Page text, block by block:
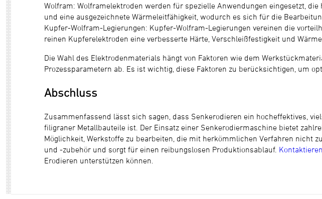
Wolfram: Wolframelektroden werden für spezielle Anwendungen eingesetzt,
und eine ausgezeichnete Wärmeleitfähigkeit, wodurch es sich für die
Kupfer-Wolfram-Legierungen: Kupfer-Wolfram-Legierungen vereinen die
reinen Kupferelektroden eine verbesserte Härte, Verschleißfestigkeit und
Die Wahl des Elektrodenmaterials hängt von Faktoren wie dem
Prozessparametern ab. Es ist wichtig, diese Faktoren zu berücksichtigen, um
Abschluss
Zusammenfassend lässt sich sagen, dass Senkerodieren ein hocheffektives,
filigraner Metallbauteile ist. Der Einsatz einer Senkerodiermaschine bietet
Möglichkeit, Werkstoffe zu bearbeiten, die mit herkömmlichen Verfahren nicht
und -zubehör und sorgt für einen reibungslosen Produktionsablauf.
Erodieren unterstützen können.